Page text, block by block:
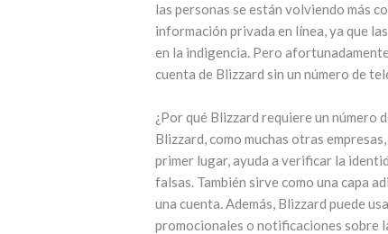
las personas se están volviendo más
información privada en línea, ya que
en la indigencia. Pero
cuenta de Blizzard sin un número de
¿Por qué Blizzard requiere un número
Blizzard, como muchas otras
primer lugar, ayuda a verificar la
falsas. También sirve como una capa
una cuenta. Además, Blizzard puede
promocionales o notificaciones sobre